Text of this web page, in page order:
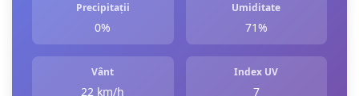
Precipitații
0%
Umiditate
71%
Vânt
22 km/h
Index UV
7